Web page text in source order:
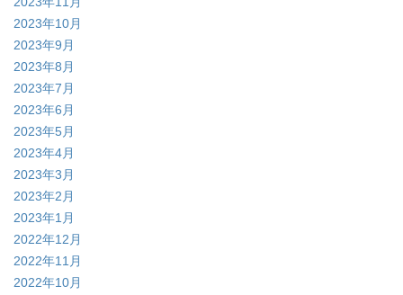
2023年10月
2023年9月
2023年8月
2023年7月
2023年6月
2023年5月
2023年4月
2023年3月
2023年2月
2023年1月
2022年12月
2022年11月
2022年10月